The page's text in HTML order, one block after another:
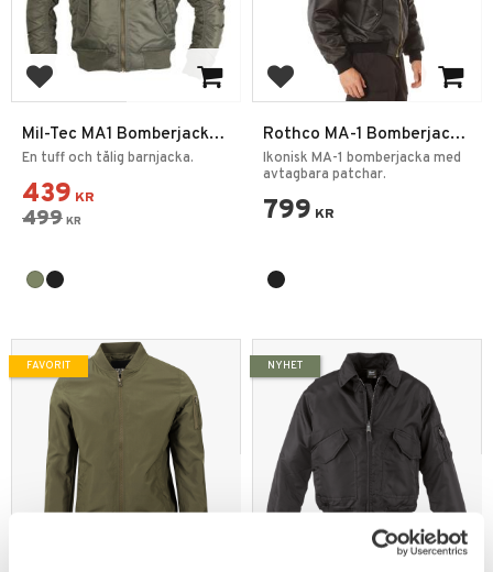
Lägg till i favoriter
Mil-Tec MA1 Bomberjacka
Barn Patch
En tuff och tålig barnjacka.
439 KR
499 KR
Lägg till i favoriter
Rothco MA-1 Bomberjacka
med patchar
Ikonisk MA-1 bomberjacka med
avtagbara patchar.
799 KR
FAVORIT
Lägg till i favoriter
NYHET